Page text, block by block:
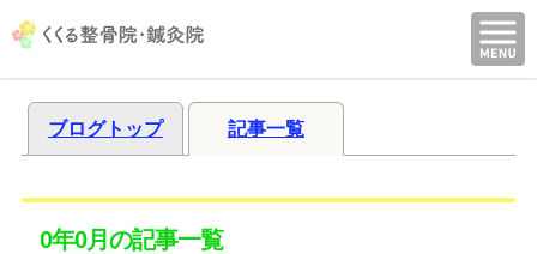
ブログトップ 記事一覧
0年0月の記事一覧